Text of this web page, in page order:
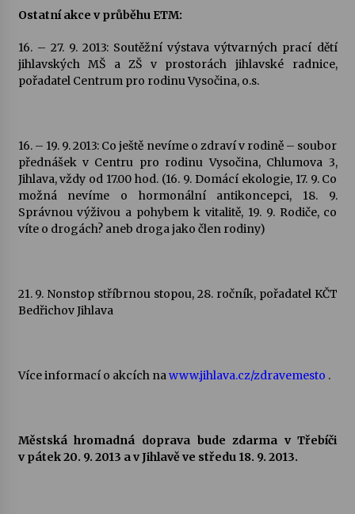
Ostatní akce v průběhu ETM:
16. – 27. 9. 2013: Soutěžní výstava výtvarných prací dětí
jihlavských MŠ a ZŠ v prostorách jihlavské radnice,
pořadatel Centrum pro rodinu Vysočina, o.s.
16. – 19. 9. 2013: Co ještě nevíme o zdraví v rodině – soubor
přednášek v Centru pro rodinu Vysočina, Chlumova 3,
Jihlava, vždy od 17.00 hod. (16. 9. Domácí ekologie, 17. 9. Co
možná nevíme o hormonální antikoncepci, 18. 9.
Správnou výživou a pohybem k vitalitě, 19. 9. Rodiče, co
víte o drogách? aneb droga jako člen rodiny)
21. 9. Nonstop stříbrnou stopou, 28. ročník, pořadatel KČT
Bedřichov Jihlava
Více informací o akcích nawww.jihlava.cz/zdravemesto .
Městská hromadná doprava bude zdarma v Třebíči
v pátek 20. 9. 2013 a v Jihlavě ve středu 18. 9. 2013.